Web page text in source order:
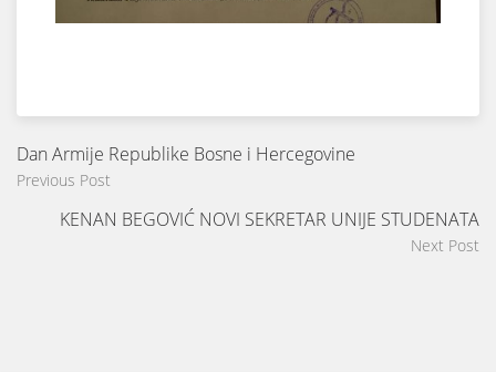
Dan Armije Republike Bosne i Hercegovine
Previous Post
KENAN BEGOVIĆ NOVI SEKRETAR UNIJE STUDENATA
Next Post